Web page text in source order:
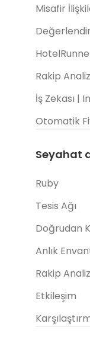
Misafir
Rakip
İş Zekası |
Otomatik
Seyahat
Ruby
Tesis Ağı
Doğrudan
Anlık
Rakip
Etkileşim